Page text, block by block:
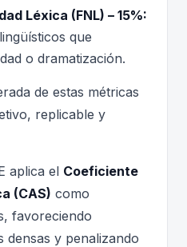
Léxica (FNL) – 15%:
que
o dramatización.
de estas métricas
replicable y
aplica el Coeficiente
(CAS) como
favoreciendo
densas y penalizando